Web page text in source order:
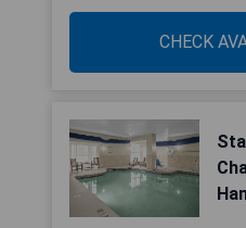
CHECK